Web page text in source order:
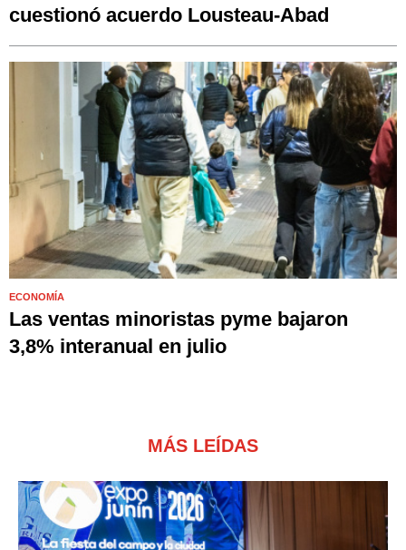
cuestionó acuerdo Lousteau-Abad
ECONOMÍA
Las ventas minoristas pyme bajaron
3,8% interanual en julio
MÁS LEÍDAS